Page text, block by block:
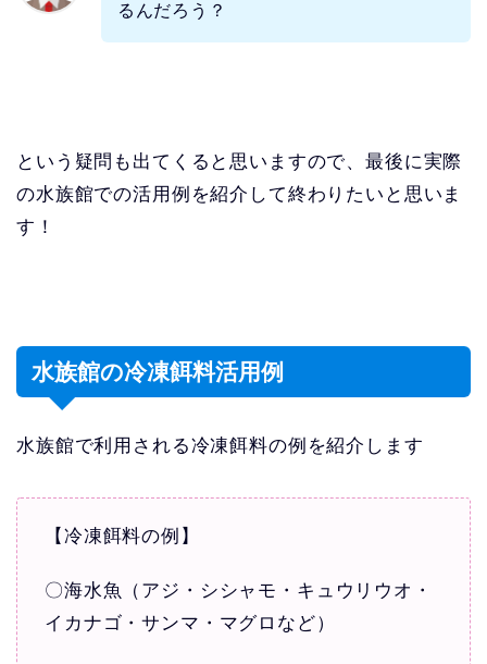
るんだろう？
という疑問も出てくると思いますので、最後に実際
の水族館での活用例を紹介して終わりたいと思いま
す！
水族館の冷凍餌料活用例
水族館で利用される冷凍餌料の例を紹介します
【冷凍餌料の例】
〇海水魚（アジ・シシャモ・キュウリウオ・
イカナゴ・サンマ・マグロなど）